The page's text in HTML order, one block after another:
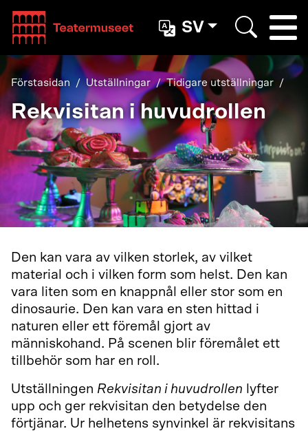
Teatterimuseo
SV
Förstasidan Utställningar Tidigare utställningar
Rekvisitan i huvudrollen
Den kan vara av vilken storlek, av vilket
material och i vilken form som helst. Den kan
vara liten som en knappnål eller stor som en
dinosaurie. Den kan vara en sten hittad i
naturen eller ett föremål gjort av
människohand. På scenen blir föremålet ett
tillbehör som har en roll.
Utställningen Rekvisitan i huvudrollen lyfter
upp och ger rekvisitan den betydelse den
förtjänar. Ur helhetens synvinkel är rekvisitans